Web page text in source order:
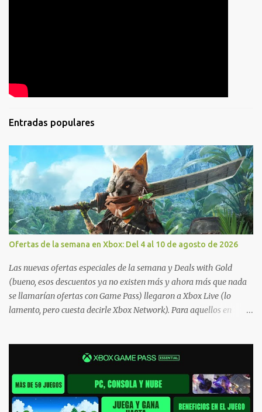
Entradas populares
Ofertas de la semana en Xbox: Del 4 al 10 de agosto de 2026
Las nuevas ofertas especiales de la semana y Deals with Gold
(bueno, esos descuentos ya no existen más y ahora más que nada
se llamarían ofertas con Game Pass) llegaron a Xbox Live (lo
lamento, pero cuesta decirle Xbox Network). Para aquellos en
jugarlos y mantener un progreso compartido en Windows PC y
Xbox, y tenemos un listado de juegos compatibles por acá . ¿Aún
necesitas una mano con las compras? Tenemos un tutorial extenso
o en vídeo para que se quiten todas las dudas generales de cómo
hacer compras en Xbox . Podes consultar un listado más completo